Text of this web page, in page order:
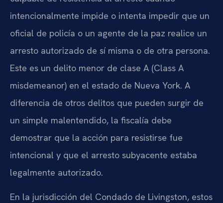
intencionalmente impide o intenta impedir que un
oficial de policía o un agente de la paz realice un
arresto autorizado de sí misma o de otra persona.
Este es un delito menor de clase A (Class A
misdemeanor) en el estado de Nueva York. A
diferencia de otros delitos que pueden surgir de
un simple malentendido, la fiscalía debe
demostrar que la acción para resistirse fue
intencional y que el arresto subyacente estaba
legalmente autorizado.
En la jurisdicción del Condado de Livingston, estos